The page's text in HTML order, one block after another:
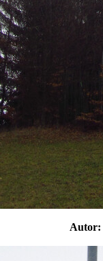
Autor: